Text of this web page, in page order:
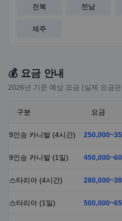
전북 전남
제주
💰 요금 안내
2026년 기준 예상 요금 (실제 요금
구분 요금
9인승 카니발 (4시간)
9인승 카니발 (1일)
스타리아 (4시간)
스타리아 (1일)